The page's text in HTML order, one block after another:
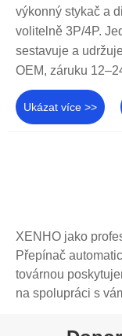
výkonný stykač a
volitelně 3P/4P.
sestavuje a
OEM, záruku
Ukázat více >>
XENHO jako
Přepínač
továrnou
na spolupráci s